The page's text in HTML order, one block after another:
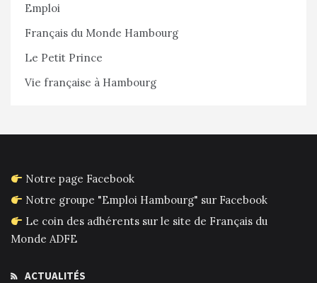
Emploi
Français du Monde Hambourg
Le Petit Prince
Vie française à Hambourg
Notre page Facebook
Notre groupe "Emploi Hambourg" sur Facebook
Le coin des adhérents sur le site de Français du
Monde ADFE
ACTUALITÉS